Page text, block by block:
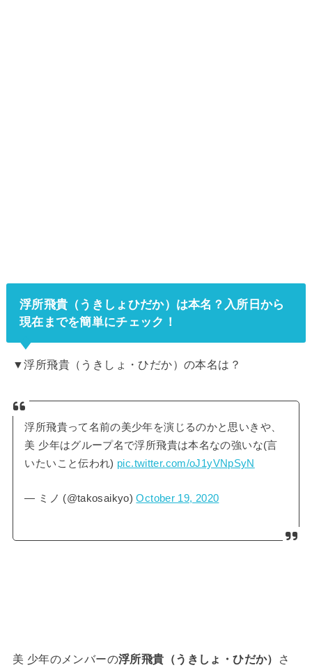
浮所飛貴（うきしょひだか）は本名？入所日から
現在までを簡単にチェック！
▼浮所飛貴（うきしょ・ひだか）の本名は？
浮所飛貴って名前の美少年を演じるのかと思いきや、
美 少年はグループ名で浮所飛貴は本名なの強いな(言
いたいこと伝われ) pic.twitter.com/oJ1yVNpSyN
— ミノ (@takosaikyo)October 19, 2020
美 少年のメンバーの浮所飛貴（うきしょ・ひだか） さ